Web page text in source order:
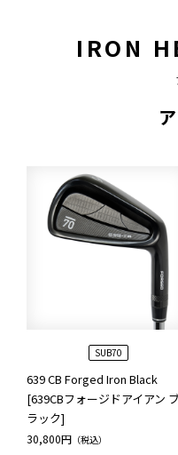
IRON
SUB70
639 CB Forged Iron Black
[639CBフォージドアイアン
ラック]
30,800円 （税込）